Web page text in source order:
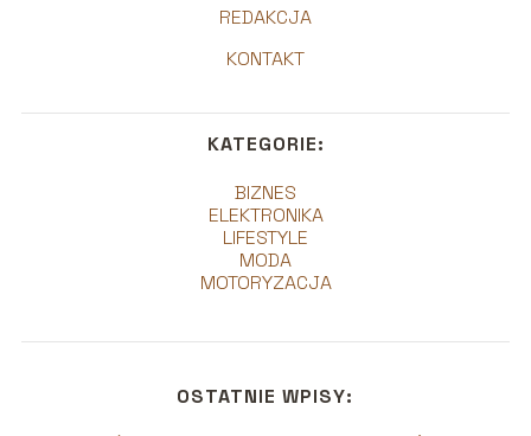
REDAKCJA
KONTAKT
KATEGORIE:
BIZNES
ELEKTRONIKA
LIFESTYLE
MODA
MOTORYZACJA
OSTATNIE WPISY: